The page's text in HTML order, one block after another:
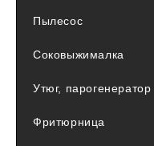
Пылесос
Соковыжималка
Утюг, парогенератор
Фритюрница